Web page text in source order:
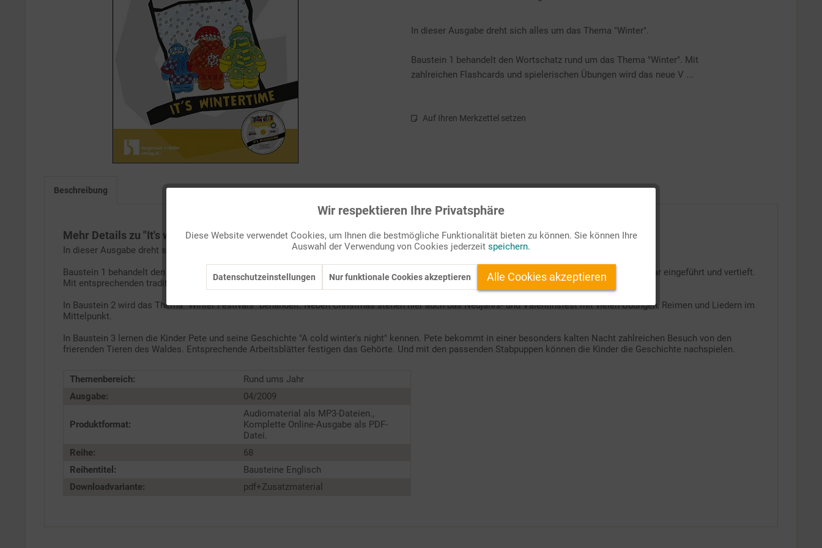
In dieser Ausgabe dreht sich alles um das Thema "Winter".
Baustein 1 behandelt den Wortschatz rund um das Thema "Winter". Mit
zahlreichen Flashcards und spielerischen Übungen wird das neue V ...
Auf Ihren Merkzettel setzen
Beschreibung
Mehr Details zu "It's wintertime"
In dieser Ausgabe dreht sich alles um das Thema "Winter".
Baustein 1 behandelt den Wortschatz rund um das Thema "Winter". Mit zahlreichen Flashcards und spielerischen Übungen wird das neue Vokabular eingeführt und vertieft.
Mit entsprechenden traditionellen Liedern und Reimen werden das Hörverständnis und die Sprechbereitschaft der Kinder gefördert.
In Baustein 2 wird das Thema "Winter Festivals" behandelt. Neben Christmas stehen hier auch das Neujahrs- und Valentinsfest mit vielen Übungen, Reimen und Liedern im
Mittelpunkt.
In Baustein 3 lernen die Kinder Pete und seine Geschichte "A cold winter's night" kennen. Pete bekommt in einer besonders kalten Nacht zahlreichen Besuch von den
frierenden Tieren des Waldes. Entsprechende Arbeitsblätter festigen das Gehörte. Und mit den passenden Stabpuppen können die Kinder die Geschichte nachspielen.
Themenbereich:
Rund ums Jahr
Ausgabe:
04/2009
Produktformat:
Audiomaterial als MP3-Dateien.,
Komplette Online-Ausgabe als PDF-
Datei.
Reihe:
68
Reihentitel:
Bausteine Englisch
Downloadvariante:
pdf+Zusatzmaterial
Inaktiv
Wir respektieren Ihre Privatsphäre
Diese Website verwendet Cookies, um Ihnen die bestmögliche Funktionalität bieten zu können. Sie können Ihre
Auswahl der Verwendung von Cookies jederzeit speichern.
Datenschutzeinstellungen Nur funktionale Cookies akzeptieren Alle Cookies akzeptieren